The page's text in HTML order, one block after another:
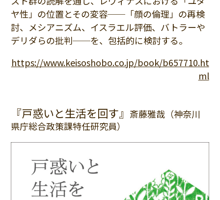
ヤ性」の位置とその変容──「顔の倫理」の再検
討、メシアニズム、イスラエル評価、バトラーや
デリダらの批判──を、包括的に検討する。
https://www.keisoshobo.co.jp/book/b657710.ht
ml
『戸惑いと生活を回す』 斎藤雅哉（神奈川
県庁総合政策課特任研究員）